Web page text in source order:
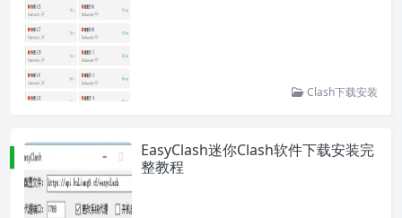
Clash下载安装
EasyClash迷你Clash软件下载安装完
整教程